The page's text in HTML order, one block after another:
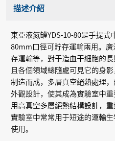
描述介紹
東亞液氮罐YDS-10-80是手提式
80mm口徑可貯存運輸兩用。
存運輸等，對于造血干細胞的
且各個領域總隨處可見它的身
制造而成，多層真空絕熱處理
外觀設計，使其成為實驗室中
用高真空多層絕熱結構設計，
實驗室中常常用于短途的運輸
使用。